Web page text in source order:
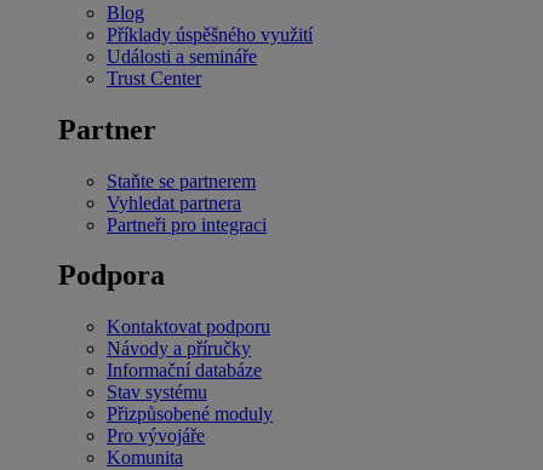
Blog
Příklady úspěšného využití
Události a semináře
Trust Center
Partner
Staňte se partnerem
Vyhledat partnera
Partneři pro integraci
Podpora
Kontaktovat podporu
Návody a příručky
Informační databáze
Stav systému
Přizpůsobené moduly
Pro vývojáře
Komunita